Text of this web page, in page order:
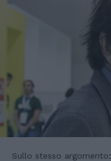
Sullo stesso argomento: